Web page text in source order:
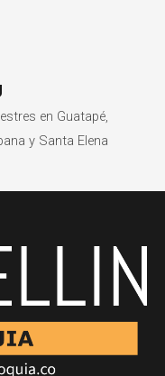
en Guatapé,
y Santa Elena